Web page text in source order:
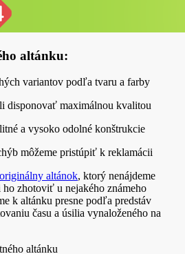
altánku:
variantov podľa tvaru a farby
disponovať maximálnou kvalitou
a vysoko odolné konštrukcie
môžeme pristúpiť k reklamácii
originálny altánok, ktorý nenájdeme
zhotoviť u nejakého známeho
k altánku presne podľa predstáv
času a úsilia vynaloženého na